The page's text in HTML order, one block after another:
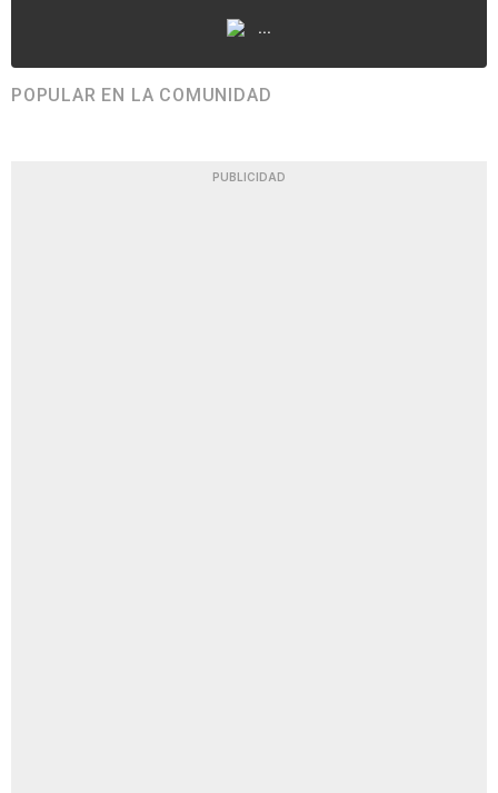
...
POPULAR EN LA COMUNIDAD
PUBLICIDAD